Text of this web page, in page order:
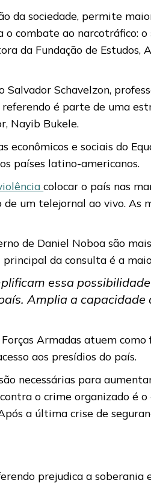
da sociedade, permite
combate ao narcotráfico:
da Fundação de Estudos,
Schavelzon,
é parte de uma
Nayib Bukele.
econômicos e sociais do
países latino-americanos.
colocar o país nas
um telejornal ao vivo. As
de Daniel Noboa são
da consulta é a
essa
Amplia a
Armadas atuem
aos presídios do país.
necessárias para
o crime organizado é
a última crise de
prejudica a